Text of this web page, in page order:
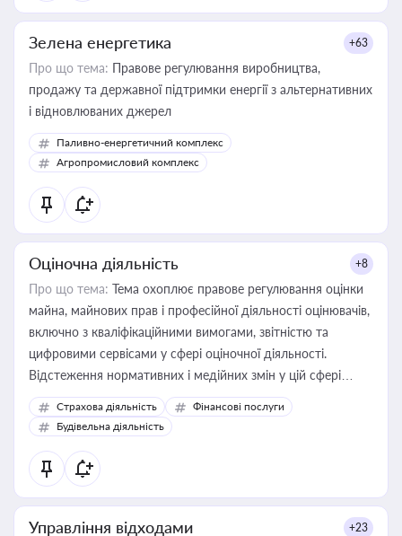
Зелена енергетика +63
Про що тема: Правове регулювання виробництва,
продажу та державної підтримки енергії з альтернативних
і відновлюваних джерел
Паливно-енергетичний комплекс
Агропромисловий комплекс
Оціночна діяльність +8
Про що тема: Тема охоплює правове регулювання оцінки
майна, майнових прав і професійної діяльності оцінювачів,
включно з кваліфікаційними вимогами, звітністю та
цифровими сервісами у сфері оціночної діяльності.
Відстеження нормативних і медійних змін у цій сфері
корисне для власника бізнесу, керівника, юриста або
бухгалтера під час оподаткування, приватизації, оренди
державного майна, корпоративних угод і перевірки
статусу суб'єктів оціночної діяльності
Страхова діяльність
Фінансові послуги
Будівельна діяльність
Управління відходами +23